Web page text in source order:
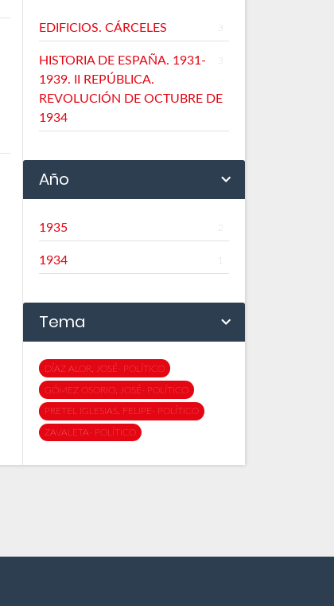
3
EDIFICIOS. CÁRCELES
3
HISTORIA DE ESPAÑA. 1931-
1939. II REPÚBLICA.
REVOLUCIÓN DE OCTUBRE DE
1934
Año
1935
1
1934
Tema
DÍAZ ALOR, JOSÉ- POLÍTICO
GÓMEZ OSORIO, JOSÉ- POLÍTICO
PRETEL IGLESIAS, FELIPE- POLÍTICO
ZAVALETA- POLÍTICO